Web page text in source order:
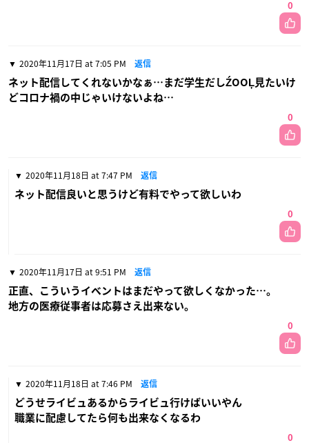
0
2020年11月17日 at 7:05 PM 返信
ネット配信してくれないかなぁ…まだ学生だしŹOOĻ見たいけ
どコロナ禍の中じゃいけないよね…
0
2020年11月18日 at 7:47 PM 返信
ネット配信良いと思うけど有料でやって欲しいわ
0
2020年11月17日 at 9:51 PM 返信
正直、こういうイベントはまだやって欲しくなかった…。
地方の医療従事者は応募さえ出来ない。
0
2020年11月18日 at 7:46 PM 返信
どうせライビュあるからライビュ行けばいいやん
職業に配慮してたら何も出来なくなるわ
0